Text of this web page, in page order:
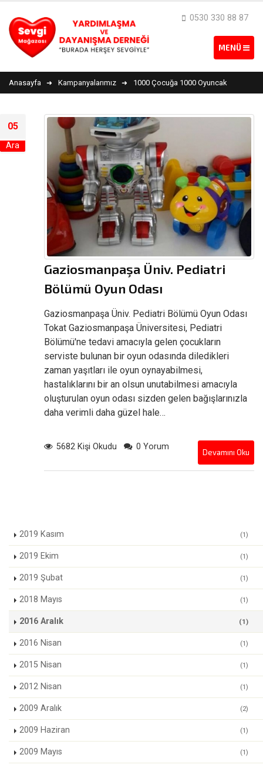
0530 330 88 87
Anasayfa Kampanyalarımız 1000 Çocuğa 1000 Oyuncak
05
Ara
Gaziosmanpaşa Üniv. Pediatri
Bölümü Oyun Odası
Gaziosmanpaşa Üniv. Pediatri Bölümü Oyun Odası
Tokat Gaziosmanpaşa Üniversitesi, Pediatri
Bölümü'ne tedavi amacıyla gelen çocukların
serviste bulunan bir oyun odasında diledikleri
zaman yaşıtları ile oyun oynayabilmesi,
hastalıklarını bir an olsun unutabilmesi amacıyla
oluşturulan oyun odası sizden gelen bağışlarınızla
daha verimli daha güzel hale…
5682 Kişi Okudu 0 Yorum
Devamını Oku
2019 Kasım (1)
2019 Ekim (1)
2019 Şubat (1)
2018 Mayıs (1)
2016 Aralık (1)
2016 Nisan (1)
2015 Nisan (1)
2012 Nisan (1)
2009 Aralık (2)
2009 Haziran (1)
2009 Mayıs (1)